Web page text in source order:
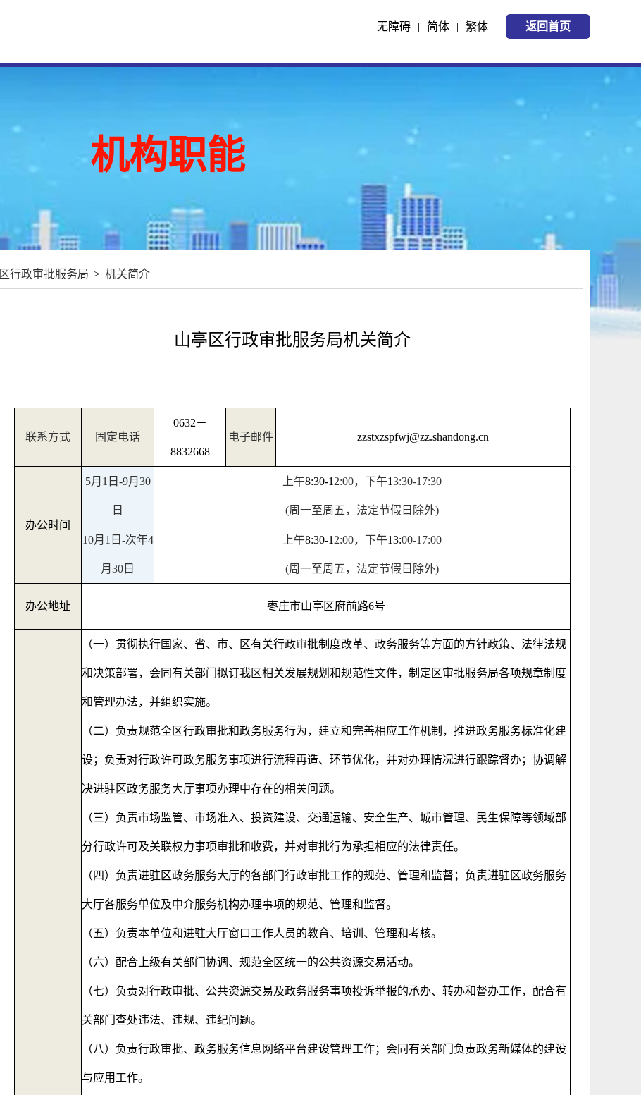
返回首页
繁体
|
简体
|
无障碍
机构职能
区行政审批服务局 > 机关简介
山亭区行政审批服务局机关简介
联系方式 固定电话
0632－
8832668
电子邮件 zzstxzspfwj@zz.shandong.cn
办公时间
5月 1 日 -9月 30
日
上午8:30-1 2:00，下午13:30-1 7:30
(周一至周五，法定节假日除外)
10月 1 日 -次年4
月 30 日
上午8:30-1 2:00，下午13:00-17:00
(周一至周五，法定节假日除外)
办公地址 枣庄市山亭区府前路6号
（一）贯彻执行国家、省、市、区有关行政审批制度改革、政务服务等方面的方针政策、法律法规
和决策部署，会同有关部门拟订我区相关发展规划和规范性文件，制定区审批服务局各项规章制度
和管理办法，并组织实施。
（二）负责规范全区行政审批和政务服务行为，建立和完善相应工作机制，推进政务服务标准化建
设；负责对行政许可政务服务事项进行流程再造、环节优化，并对办理情况进行跟踪督办；协调解
决进驻区政务服务大厅事项办理中存在的相关问题。
（三）负责市场监管、市场准入、投资建设、交通运输、安全生产、城市管理、民生保障等领域部
分行政许可及关联权力事项审批和收费，并对审批行为承担相应的法律责任。
（四）负责进驻区政务服务大厅的各部门行政审批工作的规范、管理和监督；负责进驻区政务服务
大厅各服务单位及中介服务机构办理事项的规范、管理和监督。
（五）负责本单位和进驻大厅窗口工作人员的教育、培训、管理和考核。
（六）配合上级有关部门协调、规范全区统一的公共资源交易活动。
（七）负责对行政审批、公共资源交易及政务服务事项投诉举报的承办、转办和督办工作，配合有
关部门查处违法、违规、违纪问题。
（八）负责行政审批、政务服务信息网络平台建设管理工作；会同有关部门负责政务新媒体的建设
与应用工作。